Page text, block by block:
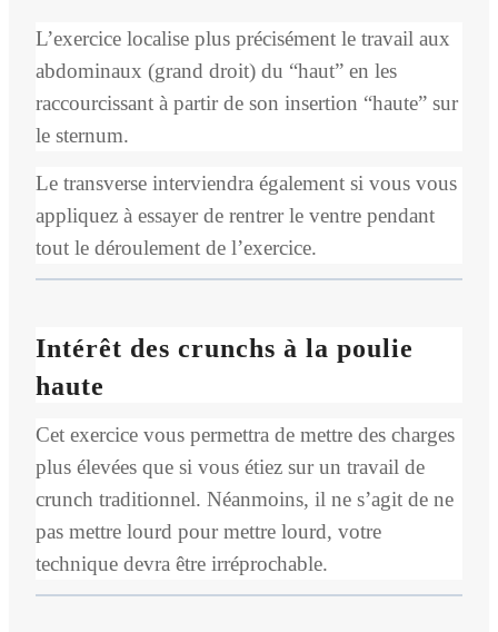
L’exercice localise plus précisément le travail aux
abdominaux (grand droit) du “haut” en les
raccourcissant à partir de son insertion “haute” sur
le sternum.
Le transverse interviendra également si vous vous
appliquez à essayer de rentrer le ventre pendant
tout le déroulement de l’exercice.
Intérêt des crunchs à la poulie
haute
Cet exercice vous permettra de mettre des charges
plus élevées que si vous étiez sur un travail de
crunch traditionnel. Néanmoins, il ne s’agit de ne
pas mettre lourd pour mettre lourd, votre
technique devra être irréprochable.